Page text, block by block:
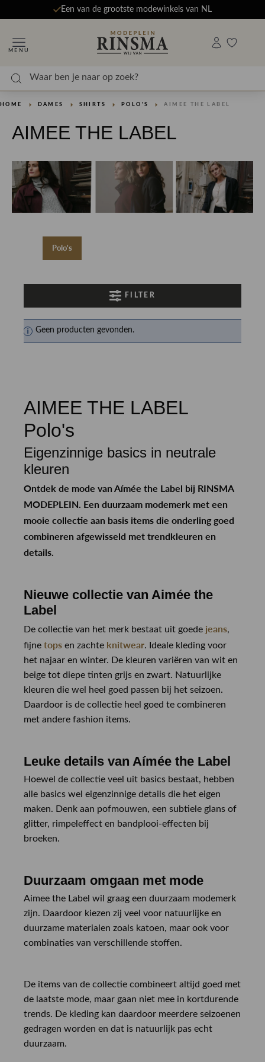
Een van de grootste modewinkels van NL
MENU
HOME DAMES SHIRTS POLO'S AIMEE THE LABEL
AIMEE THE LABEL
Polo's
FILTER
Geen producten gevonden.
AIMEE THE LABEL
Polo's
Eigenzinnige basics in neutrale
kleuren
Ontdek de mode van Aímée the Label bij RINSMA
MODEPLEIN. Een duurzaam modemerk met een
mooie collectie aan basis items die onderling goed
combineren afgewisseld met trendkleuren en
details.
Nieuwe collectie van Aimée the
Label
De collectie van het merk bestaat uit goede jeans,
fijne tops en zachte knitwear. Ideale kleding voor
het najaar en winter. De kleuren variëren van wit en
beige tot diepe tinten grijs en zwart. Natuurlijke
kleuren die wel heel goed passen bij het seizoen.
Daardoor is de collectie heel goed te combineren
met andere fashion items.
Leuke details van Aímée the Label
Hoewel de collectie veel uit basics bestaat, hebben
alle basics wel eigenzinnige details die het eigen
maken. Denk aan pofmouwen, een subtiele glans of
glitter, rimpeleffect en bandplooi-effecten bij
broeken.
Duurzaam omgaan met mode
Aimee the Label wil graag een duurzaam modemerk
zijn. Daardoor kiezen zij veel voor natuurlijke en
duurzame materialen zoals katoen, maar ook voor
combinaties van verschillende stoffen.
De items van de collectie combineert altijd goed met
de laatste mode, maar gaan niet mee in kortdurende
trends. De kleding kan daardoor meerdere seizoenen
gedragen worden en dat is natuurlijk pas echt
duurzaam.